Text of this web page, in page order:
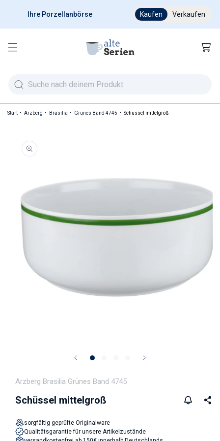
Ihre Porzellanbörse Ab 200 €
Kaufen Verkaufen
Start Arzberg Brasilia Grünes Band 4745 Schüssel mittelgroß
Arzberg Brasilia Grünes Band 4745
Schüssel mittelgroß
sorgfältig geprüfte Originalware
Qualitätsgarantie für unsere Artikelzustände